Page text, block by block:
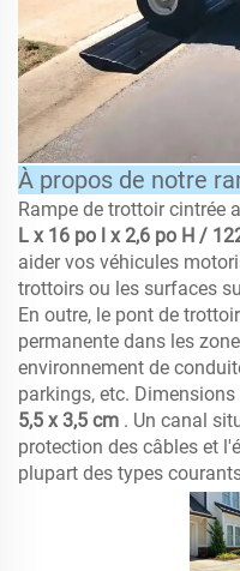
À propos de notre
Rampe de trottoir cintrée
L x 16 po l x 2,6 po H /
aider vos véhicules
trottoirs ou les surfaces
En outre, le pont de
permanente dans les
environnement de
parkings, etc.
5,5 x 3,5 cm . Un canal
protection des câbles et
plupart des types